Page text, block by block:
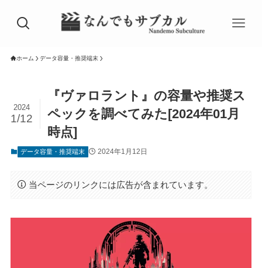
ホーム データ容量・推奨端末
『ヴァロラント』の容量や推奨ス
ペックを調べてみた[2024年01月
時点]
2024
1/12
データ容量・推奨端末 2024年1月12日
当ページのリンクには広告が含まれています。